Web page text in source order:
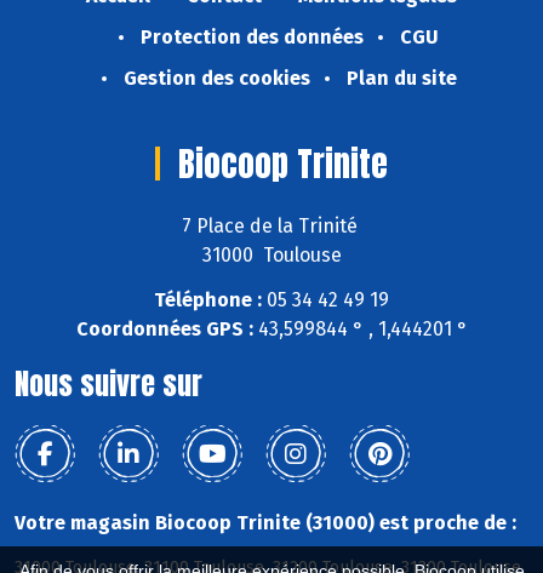
Protection des données
CGU
Gestion des cookies
Plan du site
Biocoop Trinite
7 Place de la Trinité
31000 Toulouse
Téléphone : 05 34 42 49 19
Coordonnées GPS :43,599844 ° , 1,444201 °
Nous suivre sur
Votre magasin Biocoop Trinite (31000) est proche de :
31000 Toulouse, 31100 Toulouse, 31200 Toulouse, 31300 Toulouse,